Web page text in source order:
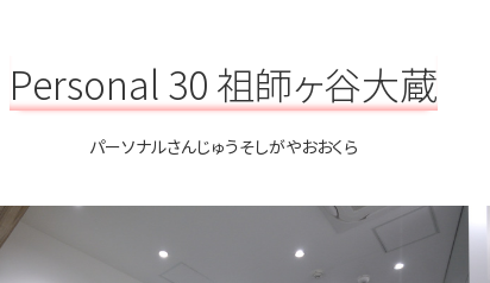
Personal 30 祖師ヶ谷大蔵
パーソナルさんじゅうそしがやおおくら